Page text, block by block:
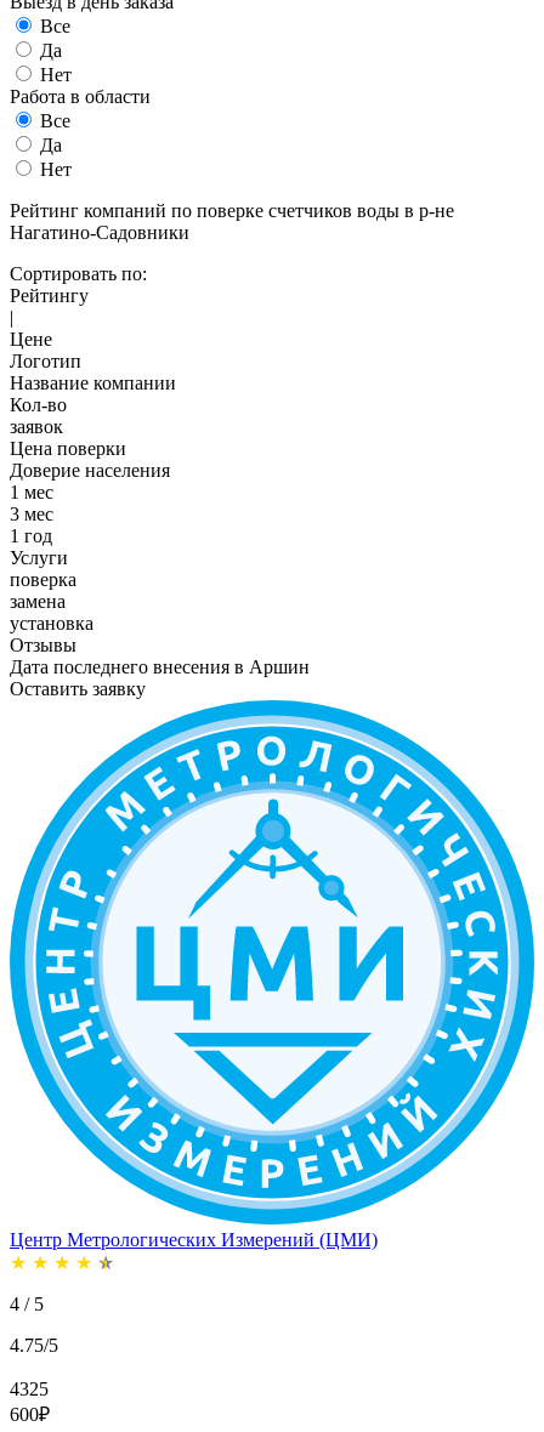
Все
Да
Нет
Работа в области
Все
Да
Нет
Рейтинг компаний по поверке счетчиков воды в р-не
Нагатино-Садовники
Сортировать по:
Рейтингу
|
Цене
Логотип
Название компании
Кол-во
заявок
Цена поверки
Доверие населения
1 мес
3 мес
1 год
Услуги
поверка
замена
установка
Отзывы
Дата последнего внесения в Аршин
Оставить заявку
Центр Метрологических Измерений (ЦМИ)
★ ★ ★ ★ ★
4 / 5
4.75/5
4325
600₽